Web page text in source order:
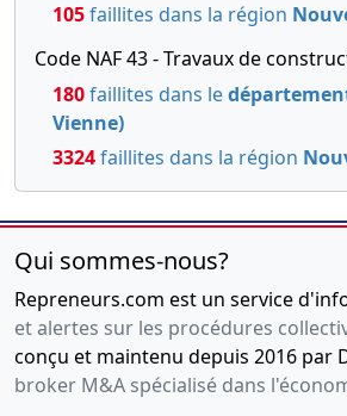
105faillites dans la région
Code NAF 43 - Travaux de
180faillites dans le
Vienne)
3324faillites dans la région
Qui sommes-nous?
Repreneurs.com est un service
et alertes sur les procédures
conçu et maintenu depuis 2016 par
broker M&A spécialisé dans